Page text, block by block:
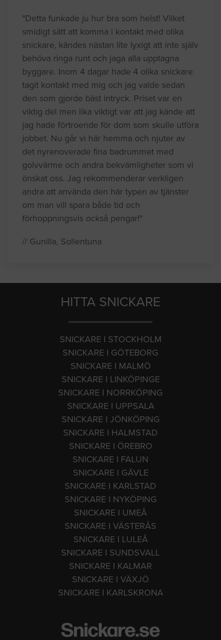
"Detta funkade ju hur bra som helst! Vilket
smidigt sätt att komma i kontakt med olika
snickare, kändes nästan lite lyxigt att inte själv
behöva ringa runt och jaga alla upptagna
byggare. Inom 4 dagar hade 4 olika snickare
tagit kontakt med mig och jag valde sedan
den som gjorde bäst intryck. Priset var en
viktig del men lika viktigt var att jag kände att
jag hade förtroende för dom som skulle utföra
jobbet. Nu går vi här hemma och njuter av
det nyrenoverade fina badrummet med
golvvärme och andra bekvämligheter som vi
önskat oss. Jag rekommenderar verkligen
andra att använda den här typen av tjänster
om man vill spara både tid och
förhoppningsvis också pengar!"
// Gunilla, Sollentuna
HITTA SNICKARE
SNICKARE I STOCKHOLM
SNICKARE I GÖTEBORG
SNICKARE I MALMÖ
SNICKARE I LINKÖPINGE
SNICKARE I NORRKÖPING
SNICKARE I UPPSALA
SNICKARE I JÖNKÖPING
SNICKARE I HALMSTAD
SNICKARE I ÖREBRO
SNICKARE I FALUN
SNICKARE I GÄVLE
SNICKARE I KARLSTAD
SNICKARE I NYKÖPING
SNICKARE I UMEÅ
SNICKARE I VÄSTERÅS
SNICKARE I LULEÅ
SNICKARE I SUNDSVALL
SNICKARE I KALMAR
SNICKARE I VÄXJÖ
SNICKARE I KARLSKRONA